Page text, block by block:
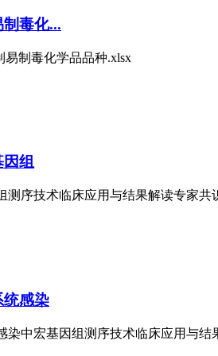
毒化...
易制毒化学品品种.xlsx
因组
测序技术临床应用与结果解读专家共
统感染
染中宏基因组测序技术临床应用与结